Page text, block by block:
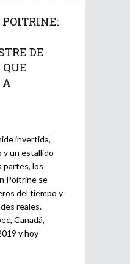
DE
A
invertida,
y un estallido
partes, los
Poitrine se
del tiempo y
reales.
Canadá,
y hoy